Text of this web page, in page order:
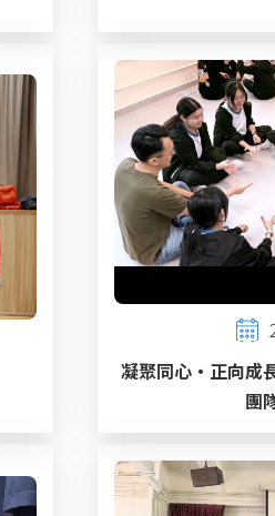
凝聚同心・正向成
團